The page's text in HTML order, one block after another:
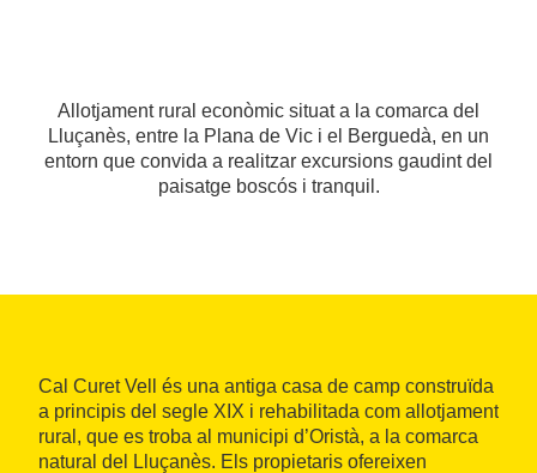
Allotjament rural econòmic situat a la comarca del
Lluçanès, entre la Plana de Vic i el Berguedà, en un
entorn que convida a realitzar excursions gaudint del
paisatge boscós i tranquil.
Cal Curet Vell és una antiga casa de camp construïda
a principis del segle XIX i rehabilitada com allotjament
rural, que es troba al municipi d’Oristà, a la comarca
natural del Lluçanès. Els propietaris ofereixen